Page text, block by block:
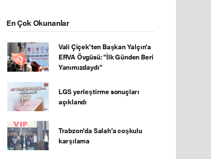
En Çok Okunanlar
Vali Çiçek'ten Başkan Yalçın'a
ERVA Övgüsü: "İlk Günden Beri
Yanımızdaydı"
LGS yerleştirme sonuçları
açıklandı
Trabzon’da Salah’a coşkulu
karşılama